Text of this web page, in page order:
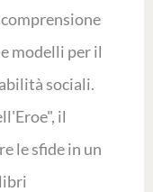
modelli per il
sociali.
il
le sfide in un